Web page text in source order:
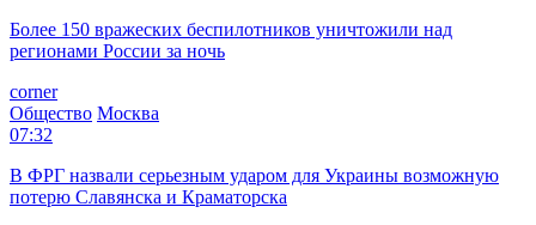
Более 150 вражеских беспилотников уничтожили над
регионами России за ночь
corner
Общество Москва
07:32
В ФРГ назвали серьезным ударом для Украины возможную
потерю Славянска и Краматорска